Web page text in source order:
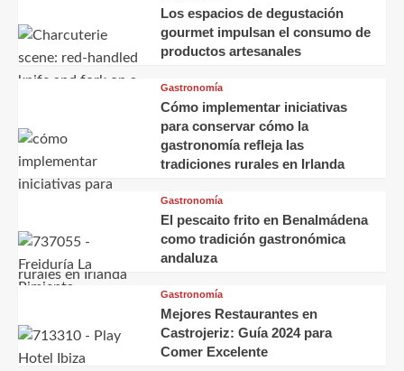
Los espacios de degustación
gourmet impulsan el consumo de
productos artesanales
Gastronomía
Cómo implementar iniciativas
para conservar cómo la
gastronomía refleja las
tradiciones rurales en Irlanda
Gastronomía
El pescaito frito en Benalmádena
como tradición gastronómica
andaluza
Gastronomía
Mejores Restaurantes en
Castrojeriz: Guía 2024 para
Comer Excelente